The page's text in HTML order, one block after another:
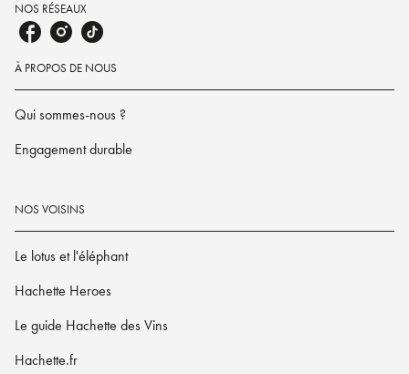
NOS RÉSEAUX
À PROPOS DE NOUS
Qui sommes-nous ?
Engagement durable
NOS VOISINS
Le lotus et l'éléphant
Hachette Heroes
Le guide Hachette des Vins
Hachette.fr